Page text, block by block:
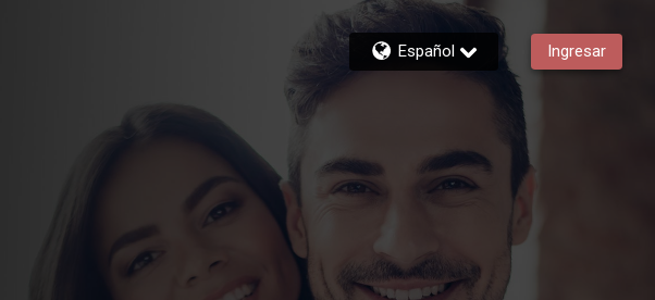
Español Ingresar